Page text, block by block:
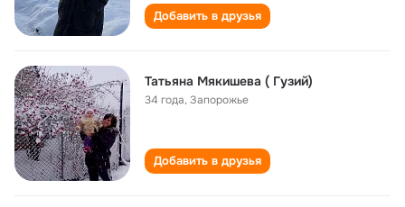
Добавить в друзья
Татьяна Мякишева ( Гузий)
34 года,Запорожье
Добавить в друзья